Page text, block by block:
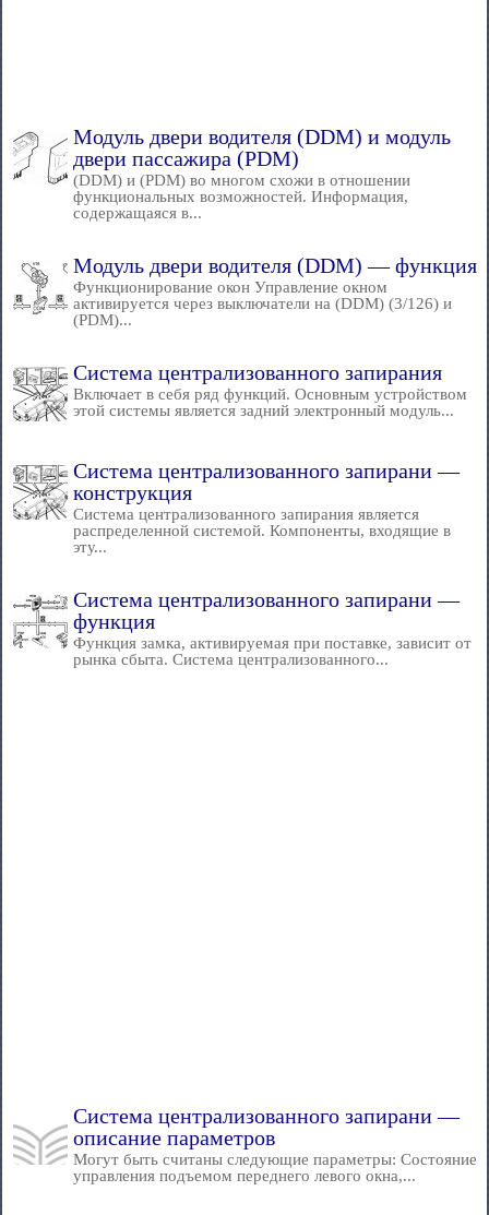
Модуль двери водителя (DDM) и модуль
двери пассажира (PDM)
(DDM) и (PDM) во многом схожи в отношении
функциональных возможностей. Информация,
содержащаяся в...
Модуль двери водителя (DDM) — функция
Функционирование окон Управление окном
активируется через выключатели на (DDM) (3/126) и
(PDM)...
Система централизованного запирания
Включает в себя ряд функций. Основным устройством
этой системы является задний электронный модуль...
Система централизованного запирани —
конструкция
Система централизованного запирания является
распределенной системой. Компоненты, входящие в
эту...
Система централизованного запирани —
функция
Функция замка, активируемая при поставке, зависит от
рынка сбыта. Система централизованного...
Система централизованного запирани —
описание параметров
Могут быть считаны следующие параметры: Состояние
управления подъемом переднего левого окна,...